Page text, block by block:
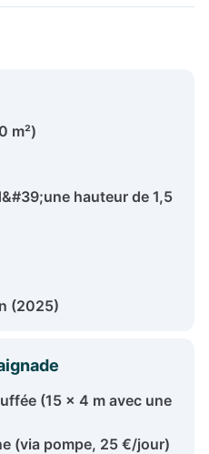
m²)
hauteur de 1,5
(2025)
(15 × 4 m avec une
(via pompe, 25 €/jour)